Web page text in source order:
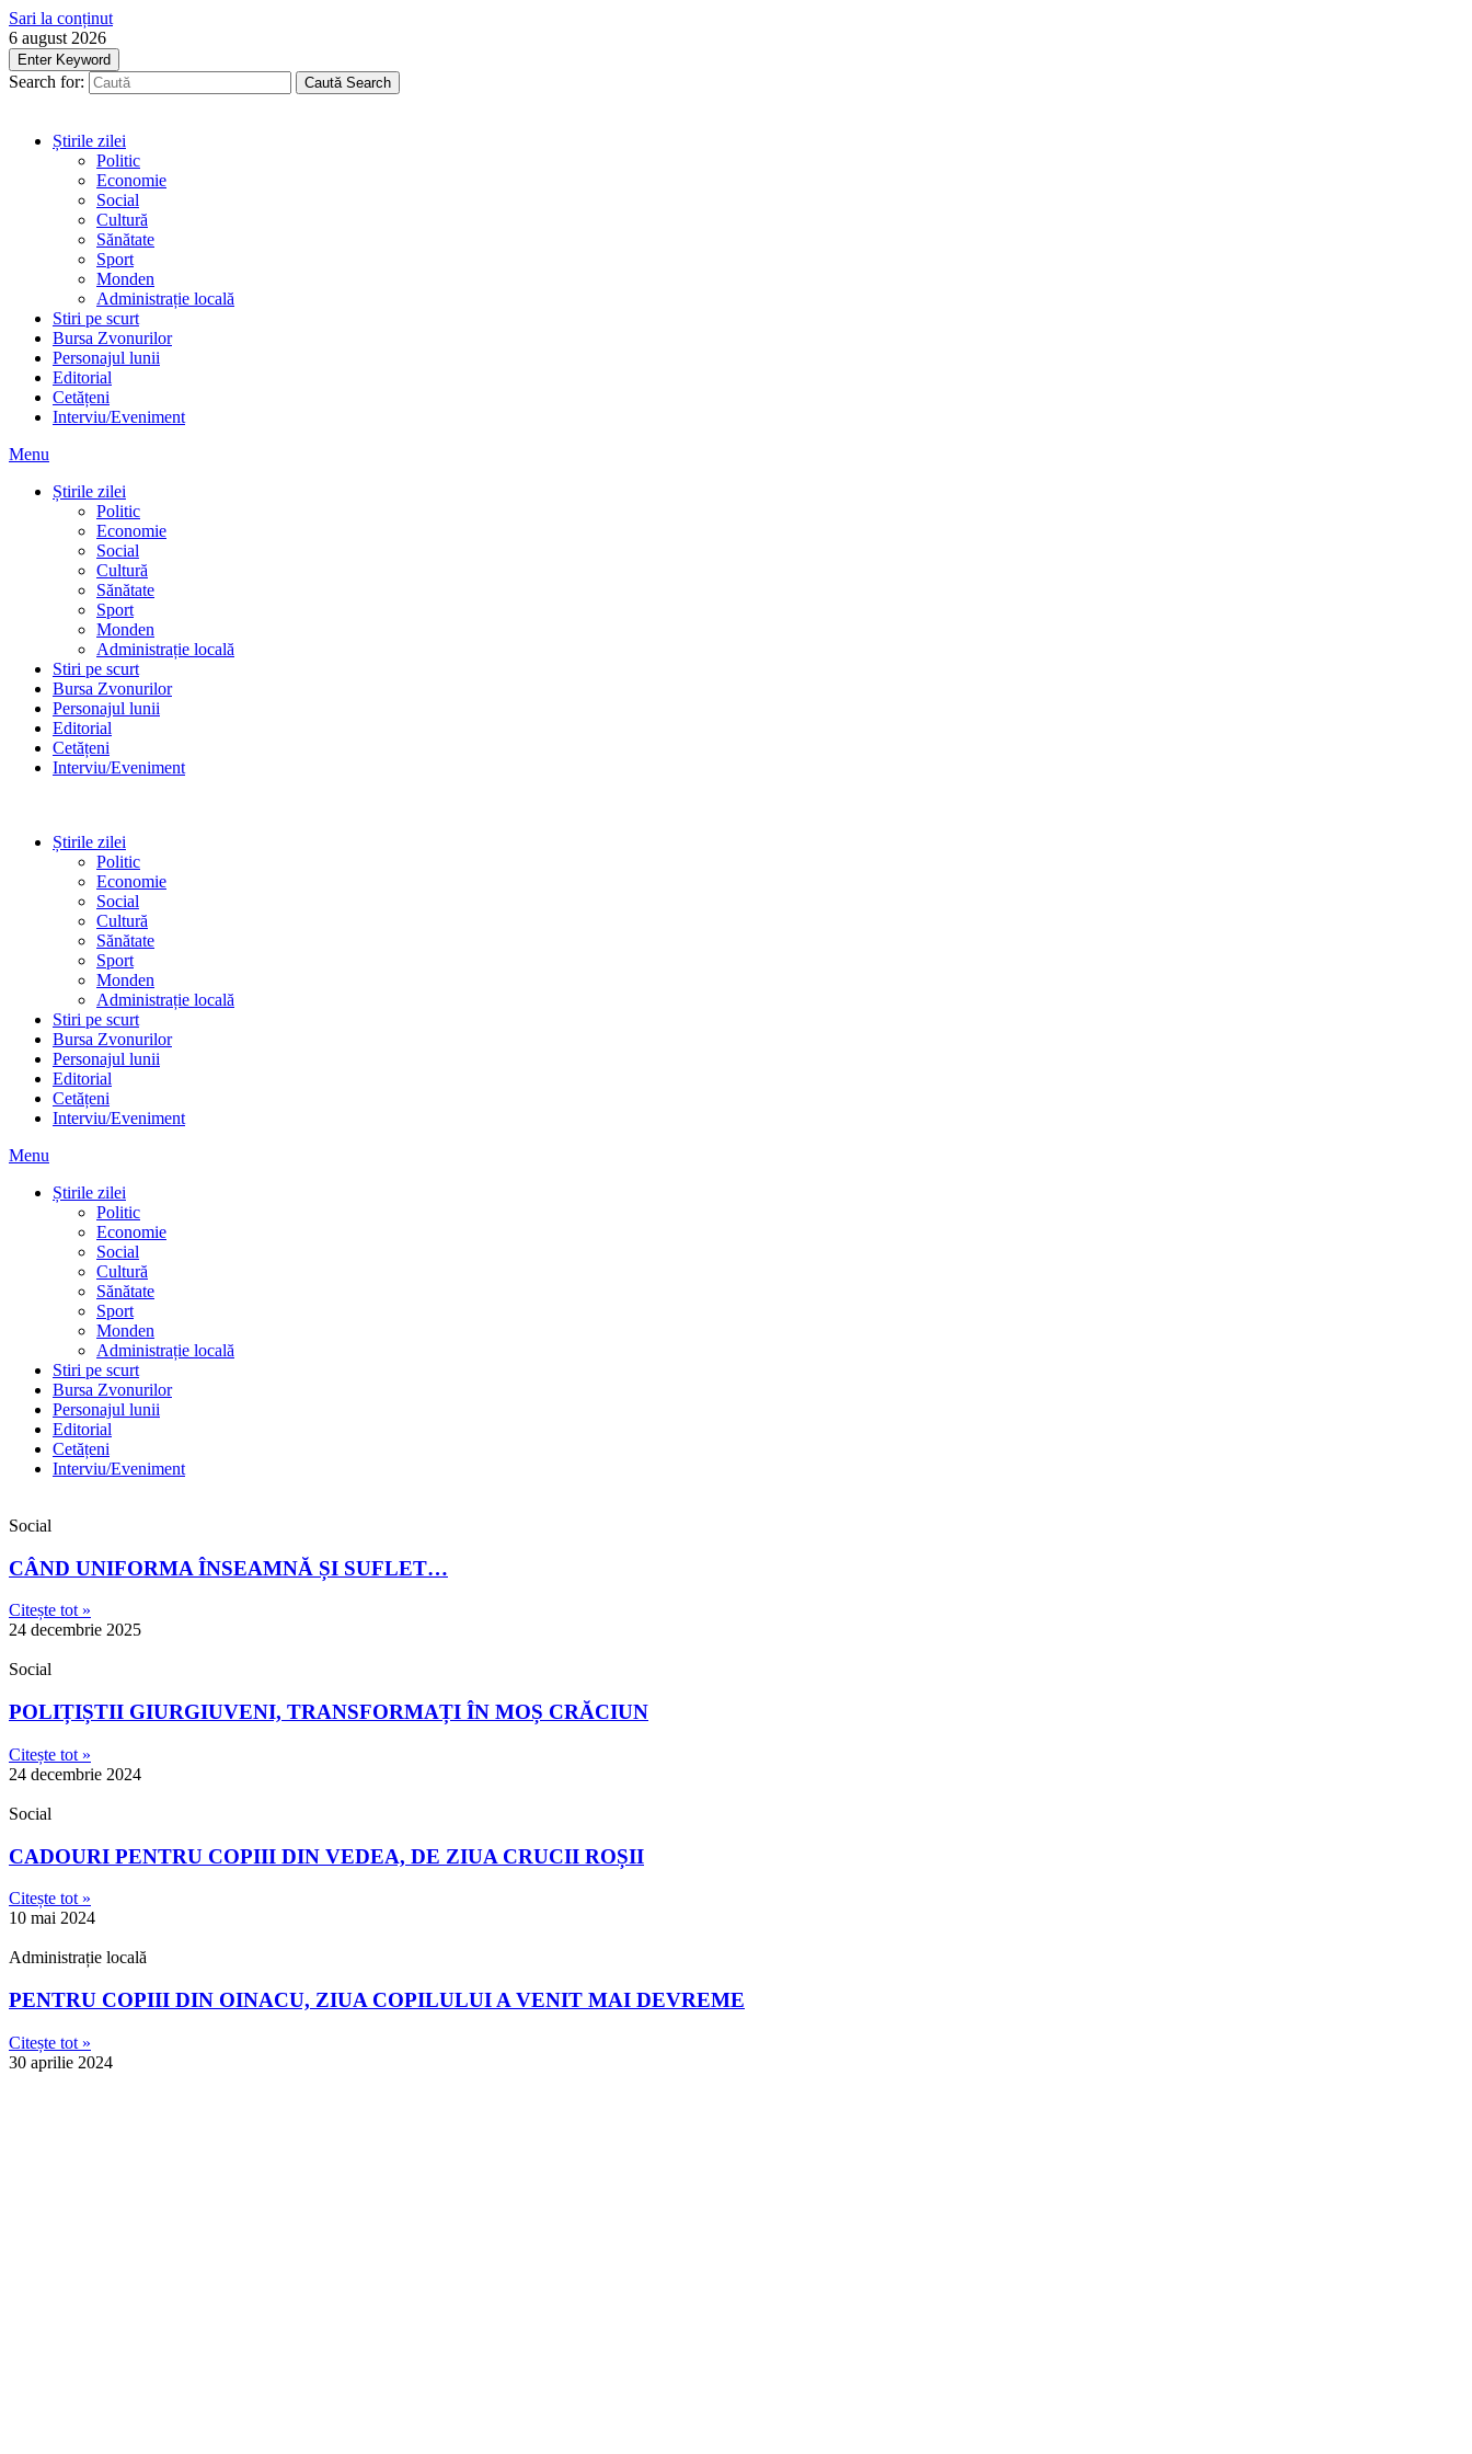
Sari la conținut
6 august 2026
Enter Keyword
Search for: Caută Search
Știrile zilei
Politic
Economie
Social
Cultură
Sănătate
Sport
Monden
Administrație locală
Stiri pe scurt
Bursa Zvonurilor
Personajul lunii
Editorial
Cetățeni
Interviu/Eveniment
Menu
Știrile zilei
Politic
Economie
Social
Cultură
Sănătate
Sport
Monden
Administrație locală
Stiri pe scurt
Bursa Zvonurilor
Personajul lunii
Editorial
Cetățeni
Interviu/Eveniment
Știrile zilei
Politic
Economie
Social
Cultură
Sănătate
Sport
Monden
Administrație locală
Stiri pe scurt
Bursa Zvonurilor
Personajul lunii
Editorial
Cetățeni
Interviu/Eveniment
Menu
Știrile zilei
Politic
Economie
Social
Cultură
Sănătate
Sport
Monden
Administrație locală
Stiri pe scurt
Bursa Zvonurilor
Personajul lunii
Editorial
Cetățeni
Interviu/Eveniment
Social
CÂND UNIFORMA ÎNSEAMNĂ ȘI SUFLET…
Citește tot »
24 decembrie 2025
Social
POLIȚIȘTII GIURGIUVENI, TRANSFORMAȚI ÎN MOȘ CRĂCIUN
Citește tot »
24 decembrie 2024
Social
CADOURI PENTRU COPIII DIN VEDEA, DE ZIUA CRUCII ROȘII
Citește tot »
10 mai 2024
Administrație locală
PENTRU COPIII DIN OINACU, ZIUA COPILULUI A VENIT MAI DEVREME
Citește tot »
30 aprilie 2024